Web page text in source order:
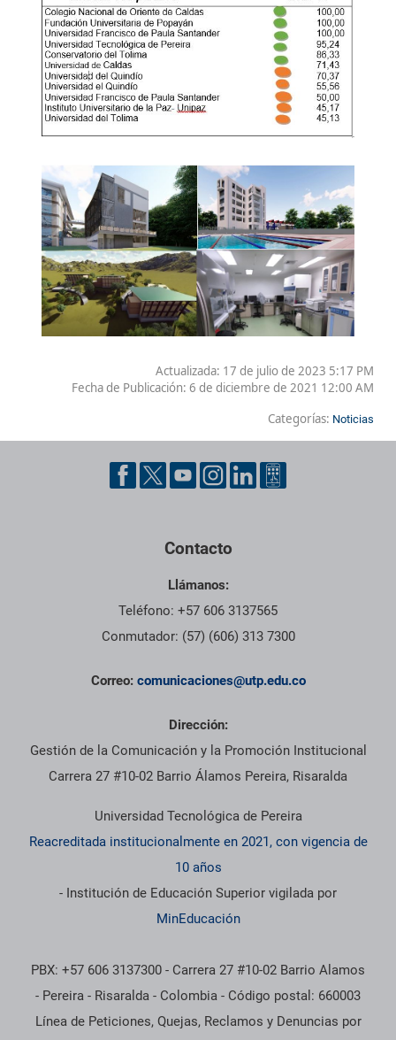
Actualizada: 17 de julio de 2023 5:17 PM
Fecha de Publicación: 6 de diciembre de 2021 12:00 AM
Categorías: Noticias
Contacto
Llámanos:
Teléfono: +57 606 3137565
Conmutador: (57) (606) 313 7300
Correo: comunicaciones@utp.edu.co
Dirección:
Gestión de la Comunicación y la Promoción Institucional
Carrera 27 #10-02 Barrio Álamos Pereira, Risaralda
Universidad Tecnológica de Pereira
Reacreditada institucionalmente en 2021, con vigencia de
10 años
- Institución de Educación Superior vigilada por
MinEducación
PBX: +57 606 3137300 - Carrera 27 #10-02 Barrio Alamos
- Pereira - Risaralda - Colombia - Código postal: 660003
Línea de Peticiones, Quejas, Reclamos y Denuncias por